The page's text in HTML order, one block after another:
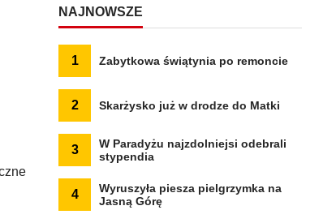
NAJNOWSZE
1 Zabytkowa świątynia po remoncie
2 Skarżysko już w drodze do Matki
3
W Paradyżu najzdolniejsi odebrali
stypendia
4
Wyruszyła piesza pielgrzymka na
Jasną Górę